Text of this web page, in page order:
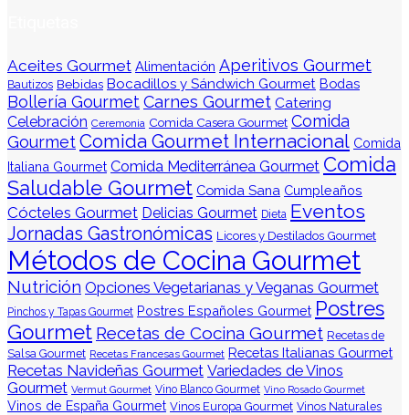
Aceites Gourmet Alimentación Aperitivos Gourmet
Bautizos Bebidas Bocadillos y Sándwich Gourmet Bodas
Bollería GourmetCarnes Gourmet Catering
Celebración Ceremonia Comida Casera Gourmet Comida
GourmetComida Gourmet Internacional Comida
Italiana Gourmet Comida Mediterránea Gourmet Comida
Saludable Gourmet Comida Sana Cumpleaños
Cócteles Gourmet Delicias Gourmet Dieta Eventos
Jornadas Gastronómicas Licores y Destilados Gourmet
Métodos de Cocina Gourmet
Nutrición Opciones Vegetarianas y Veganas Gourmet
Pinchos y Tapas Gourmet Postres Españoles Gourmet Postres
Gourmet Recetas de Cocina Gourmet Recetas de
Salsa Gourmet Recetas Francesas Gourmet Recetas Italianas Gourmet
Recetas Navideñas Gourmet Variedades de Vinos
Gourmet Vermut Gourmet Vino Blanco Gourmet Vino Rosado Gourmet
Vinos de España Gourmet Vinos Europa Gourmet Vinos Naturales